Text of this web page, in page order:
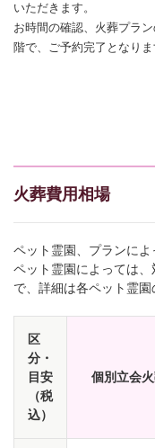
いただきます。
お時間の確認、火葬プラ
階で、ご予約完了となりま
火葬費用相場
ペット霊園、プランによ
ペット霊園によっては
で、詳細は各ペット霊園
区
分・
目安
（税
込）
個別立会